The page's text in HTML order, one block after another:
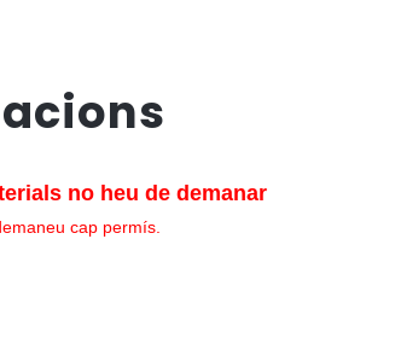
no heu de demanar
cap permís.